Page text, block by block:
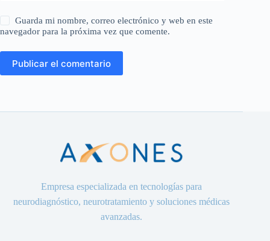
Guarda mi nombre, correo electrónico y web en este
navegador para la próxima vez que comente.
Publicar el comentario
Empresa especializada en tecnologías para
neurodiagnóstico, neurotratamiento y soluciones médicas
avanzadas.